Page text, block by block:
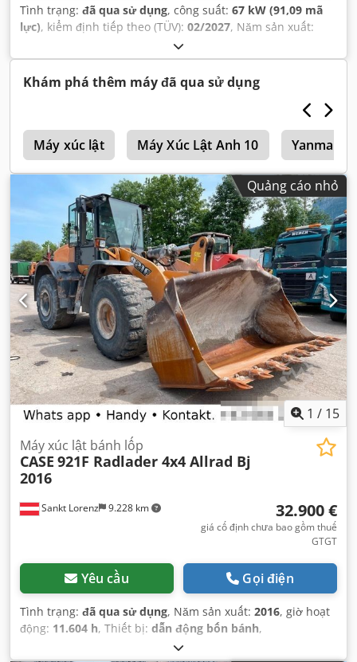
Tình trạng: đã qua sử dụng, công suất: 67 kW (91,09 mã
lực), kiểm định tiếp theo (TÜV): 02/2027, Năm sản xuất:
, Thiết bị:
bánh, điều hòa không khí,
Khám phá thêm máy đã qua sử dụng
Máy xúc lật Máy Xúc Lật Anh 10 Yanmar
Quảng cáo nhỏ
1 / 15
Sankt Lorenz 9.228 km
Máy xúc lật bánh lốp
CASE 921F Radlader 4x4 Allrad Bj
2016
32.900 €
giá cố định chưa bao gồm thuế
GTGT
Yêu cầu Gọi điện
Tình trạng: đã qua sử dụng, Năm sản xuất: 2016, giờ hoạt
động: 11.604 h, Thiết bị: dẫn động bốn bánh,